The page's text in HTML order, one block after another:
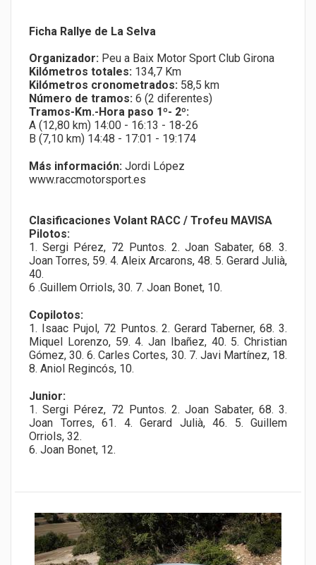
Ficha Rallye de La Selva
Organizador: Peu a Baix Motor Sport Club Girona
Kilómetros totales: 134,7 Km
Kilómetros cronometrados: 58,5 km
Número de tramos: 6 (2 diferentes)
Tramos-Km.-Hora paso 1º- 2º:
A (12,80 km) 14:00 - 16:13 - 18-26
B (7,10 km) 14:48 - 17:01 - 19:174
Más información: Jordi López
www.raccmotorsport.es
Clasificaciones Volant RACC / Trofeu MAVISA
Pilotos:
1. Sergi Pérez, 72 Puntos. 2. Joan Sabater, 68. 3.
Joan Torres, 59. 4. Aleix Arcarons, 48. 5. Gerard Julià,
40.
6 .Guillem Orriols, 30. 7. Joan Bonet, 10.
Copilotos:
1. Isaac Pujol, 72 Puntos. 2. Gerard Taberner, 68. 3.
Miquel Lorenzo, 59. 4. Jan Ibañez, 40. 5. Christian
Gómez, 30. 6. Carles Cortes, 30. 7. Javi Martínez, 18.
8. Aniol Regincós, 10.
Junior:
1. Sergi Pérez, 72 Puntos. 2. Joan Sabater, 68. 3.
Joan Torres, 61. 4. Gerard Julià, 46. 5. Guillem
Orriols, 32.
6. Joan Bonet, 12.